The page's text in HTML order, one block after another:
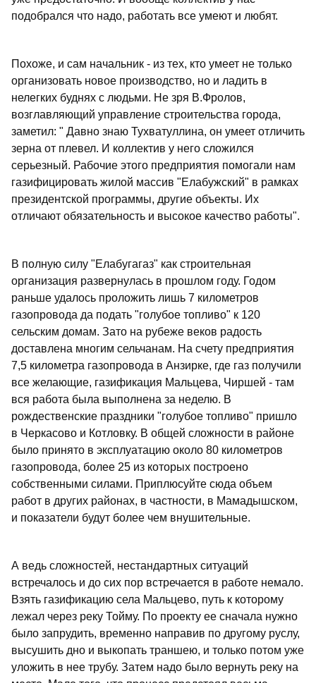
подобрался что надо, работать все умеют и любят.
Похоже, и сам начальник - из тех, кто умеет не только
организовать новое производство, но и ладить в
нелегких буднях с людьми. Не зря В.Фролов,
возглавляющий управление строительства города,
заметил: " Давно знаю Тухватуллина, он умеет отличить
зерна от плевел. И коллектив у него сложился
серьезный. Рабочие этого предприятия помогали нам
газифицировать жилой массив "Елабужский" в рамках
президентской программы, другие объекты. Их
отличают обязательность и высокое качество работы".
В полную силу "Елабугагаз" как строительная
организация развернулась в прошлом году. Годом
раньше удалось проложить лишь 7 километров
газопровода да подать "голубое топливо" к 120
сельским домам. Зато на рубеже веков радость
доставлена многим сельчанам. На счету предприятия
7,5 километра газопровода в Анзирке, где газ получили
все желающие, газификация Мальцева, Чиршей - там
вся работа была выполнена за неделю. В
рождественские праздники "голубое топливо" пришло
в Черкасово и Котловку. В общей сложности в районе
было принято в эксплуатацию около 80 километров
газопровода, более 25 из которых построено
собственными силами. Приплюсуйте сюда объем
работ в других районах, в частности, в Мамадышском,
и показатели будут более чем внушительные.
А ведь сложностей, нестандартных ситуаций
встречалось и до сих пор встречается в работе немало.
Взять газификацию села Мальцево, путь к которому
лежал через реку Тойму. По проекту ее сначала нужно
было запрудить, временно направив по другому руслу,
высушить дно и выкопать траншею, и только потом уже
уложить в нее трубу. Затем надо было вернуть реку на